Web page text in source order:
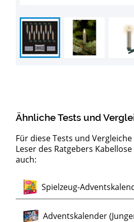
Ähnliche Tests und
Für diese Tests und
Leser des Ratgebers
auch:
Spielzeug-
Adventskalender
Christbaumkugeln (Glas)
Weihnachtsbäume mit
Echte Weihnachtsbäume